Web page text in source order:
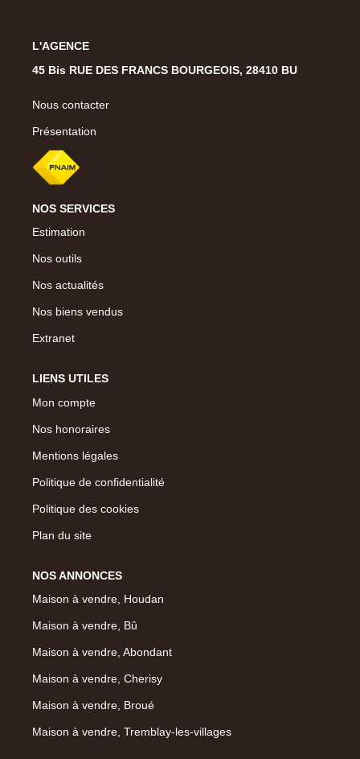
L'AGENCE
45 Bis RUE DES FRANCS BOURGEOIS, 28410 BU
Nous contacter
Présentation
NOS SERVICES
Estimation
Nos outils
Nos actualités
Nos biens vendus
Extranet
LIENS UTILES
Mon compte
Nos honoraires
Mentions légales
Politique de confidentialité
Politique des cookies
Plan du site
NOS ANNONCES
Maison à vendre, Houdan
Maison à vendre, Bû
Maison à vendre, Abondant
Maison à vendre, Cherisy
Maison à vendre, Broué
Maison à vendre, Tremblay-les-villages